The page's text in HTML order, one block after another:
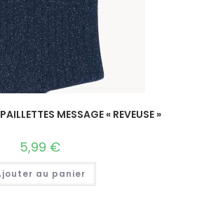
MESSAGE « REVEUSE »
5,99 €
au panier